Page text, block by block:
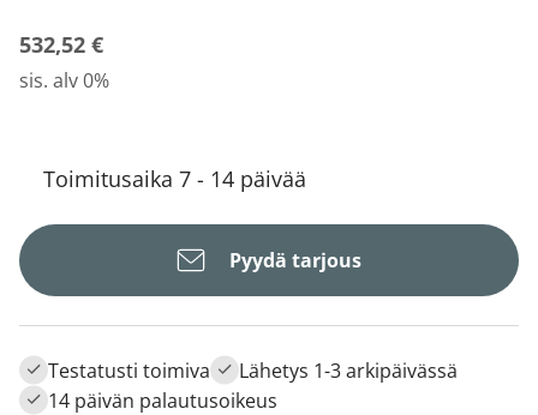
532,52 €
sis. alv 0%
Toimitusaika 7 - 14 päivää
Pyydä tarjous
Testatusti toimiva
Lähetys 1-3 arkipäivässä
14 päivän palautusoikeus